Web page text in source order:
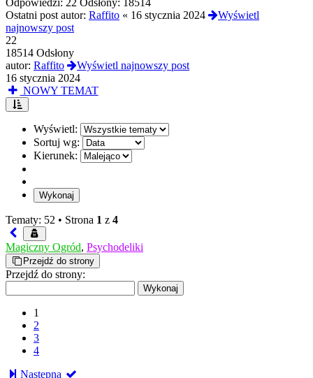
Ostatni post autor: Raffito « 16 stycznia 2024
Wyświetl
najnowszy post
22
18514 Odsłony
autor: Raffito
Wyświetl najnowszy post
16 stycznia 2024
NOWY TEMAT
Wyświetl:
Sortuj wg:
Kierunek:
Tematy: 52 • Strona 1 z 4
Magiczny Ogród, Psychodeliki
Przejdź do strony
Przejdź do strony:
1
2
3
4
Następna